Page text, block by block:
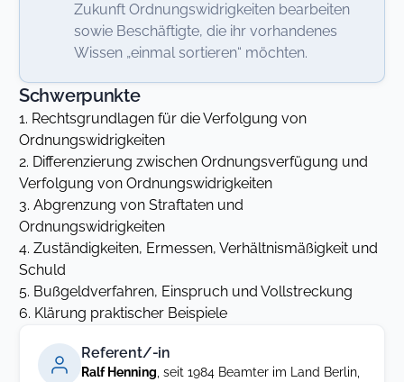
Zukunft Ordnungswidrigkeiten bearbeiten
sowie Beschäftigte, die ihr vorhandenes
Wissen „einmal sortieren“ möchten.
Schwerpunkte
1. Rechtsgrundlagen für die Verfolgung von
Ordnungswidrigkeiten
2. Differenzierung zwischen Ordnungsverfügung und
Verfolgung von Ordnungswidrigkeiten
3. Abgrenzung von Straftaten und
Ordnungswidrigkeiten
4. Zuständigkeiten, Ermessen, Verhältnismäßigkeit und
Schuld
5. Bußgeldverfahren, Einspruch und Vollstreckung
6. Klärung praktischer Beispiele
Referent/-in
Ralf Henning , seit 1984 Beamter im Land Berlin,